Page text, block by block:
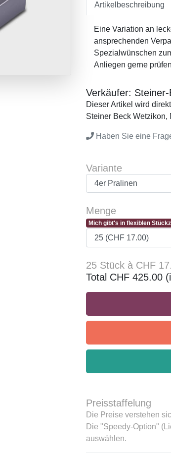
Artikelbeschreibung
Eine Variation an
ansprechenden
Spezialwünschen
Anliegen gerne
Verkäufer:
Dieser Artikel wird
Steiner Beck Wetzikon,
Haben Sie eine
Variante
Menge
Mich gibt's in flexiblen
25 Stück à CHF
Total CHF 425.00
Preisstaffelung
Die Preise verstehen
Die "Speedy-Option"
auswählen.